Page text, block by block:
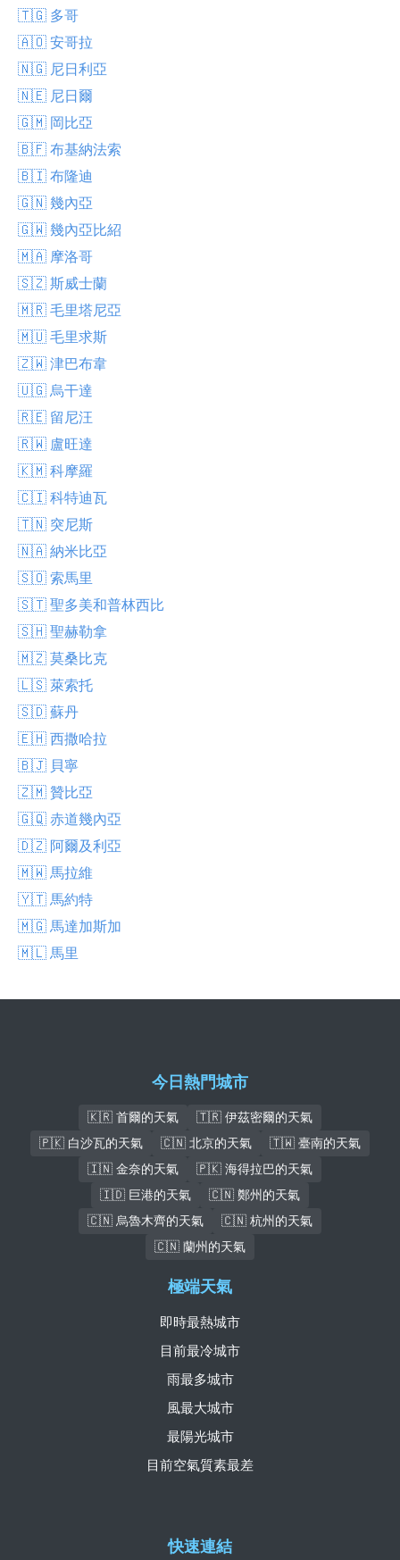
🇹🇬 多哥
🇦🇴 安哥拉
🇳🇬 尼日利亞
🇳🇪 尼日爾
🇬🇲 岡比亞
🇧🇫 布基納法索
🇧🇮 布隆迪
🇬🇳 幾內亞
🇬🇼 幾內亞比紹
🇲🇦 摩洛哥
🇸🇿 斯威士蘭
🇲🇷 毛里塔尼亞
🇲🇺 毛里求斯
🇿🇼 津巴布韋
🇺🇬 烏干達
🇷🇪 留尼汪
🇷🇼 盧旺達
🇰🇲 科摩羅
🇨🇮 科特迪瓦
🇹🇳 突尼斯
🇳🇦 納米比亞
🇸🇴 索馬里
🇸🇹 聖多美和普林西比
🇸🇭 聖赫勒拿
🇲🇿 莫桑比克
🇱🇸 萊索托
🇸🇩 蘇丹
🇪🇭 西撒哈拉
🇧🇯 貝寧
🇿🇲 贊比亞
🇬🇶 赤道幾內亞
🇩🇿 阿爾及利亞
🇲🇼 馬拉維
🇾🇹 馬約特
🇲🇬 馬達加斯加
🇲🇱 馬里
今日熱門城市
🇰🇷 首爾的天氣
🇹🇷 伊茲密爾的天氣
🇵🇰 白沙瓦的天氣
🇨🇳 北京的天氣
🇹🇼 臺南的天氣
🇮🇳 金奈的天氣
🇵🇰 海得拉巴的天氣
🇮🇩 巨港的天氣
🇨🇳 鄭州的天氣
🇨🇳 烏魯木齊的天氣
🇨🇳 杭州的天氣
🇨🇳 蘭州的天氣
快速連結
極端天氣
即時最熱城市
目前最冷城市
雨最多城市
風最大城市
最陽光城市
目前空氣質素最差